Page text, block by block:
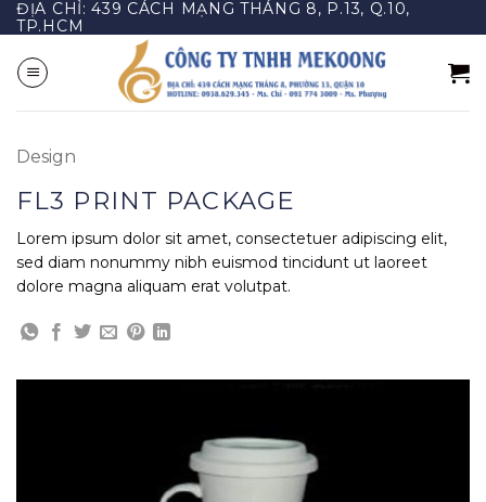
Bỏ
qua
nội
dung
ĐỊA CHỈ: 439 CÁCH MẠNG THÁNG 8, P.13, Q.10,
TP.HCM
Design
FL3 PRINT PACKAGE
Lorem ipsum dolor sit amet, consectetuer adipiscing elit,
sed diam nonummy nibh euismod tincidunt ut laoreet
dolore magna aliquam erat volutpat.